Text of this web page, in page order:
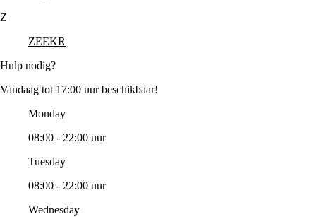
Z
ZEEKR
Hulp nodig?
Vandaag tot 17:00 uur beschikbaar!
Monday
08:00 - 22:00 uur
Tuesday
08:00 - 22:00 uur
Wednesday